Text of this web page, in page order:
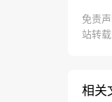
免责
站转
相关